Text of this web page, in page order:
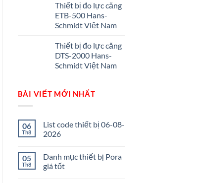
Thiết bị đo lực căng
ETB-500 Hans-
Schmidt Việt Nam
Thiết bị đo lực căng
DTS-2000 Hans-
Schmidt Việt Nam
BÀI VIẾT MỚI NHẤT
06
Th8
List code thiết bị 06-08-
2026
05
Th8
Danh mục thiết bị Pora
giá tốt
DANH MỤC SẢN PHẨM
hồ đo áp suất MDS1200
Temavasconi Việt Nam
DANH MỤC SẢN PHẨM
ADV551-P00 Yokogawa, đại
lý Yokogawa Việt Nam